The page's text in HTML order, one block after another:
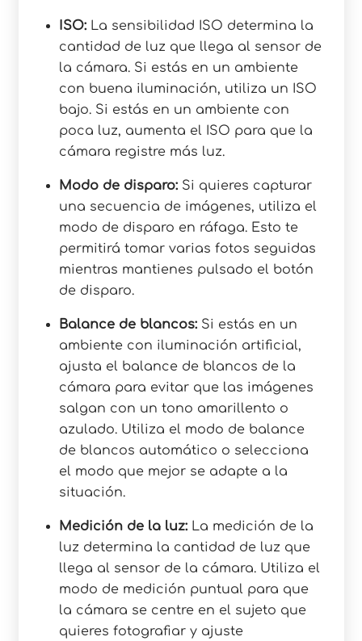
ISO: La sensibilidad ISO determina la
cantidad de luz que llega al sensor de
la cámara. Si estás en un ambiente
con buena iluminación, utiliza un ISO
bajo. Si estás en un ambiente con
poca luz, aumenta el ISO para que la
cámara registre más luz.
Modo de disparo: Si quieres capturar
una secuencia de imágenes, utiliza el
modo de disparo en ráfaga. Esto te
permitirá tomar varias fotos seguidas
mientras mantienes pulsado el botón
de disparo.
Balance de blancos: Si estás en un
ambiente con iluminación artificial,
ajusta el balance de blancos de la
cámara para evitar que las imágenes
salgan con un tono amarillento o
azulado. Utiliza el modo de balance
de blancos automático o selecciona
el modo que mejor se adapte a la
situación.
Medición de la luz: La medición de la
luz determina la cantidad de luz que
llega al sensor de la cámara. Utiliza el
modo de medición puntual para que
la cámara se centre en el sujeto que
quieres fotografiar y ajuste